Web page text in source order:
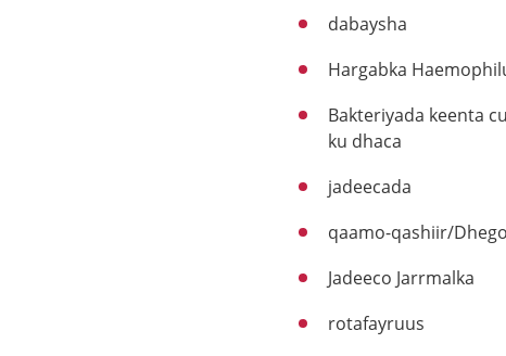
dabaysha
Hargabka
Bakteriyada keenta
ku dhaca
jadeecada
qaamo-qashiir/
Jadeeco Jarrmalka
rotafayruus